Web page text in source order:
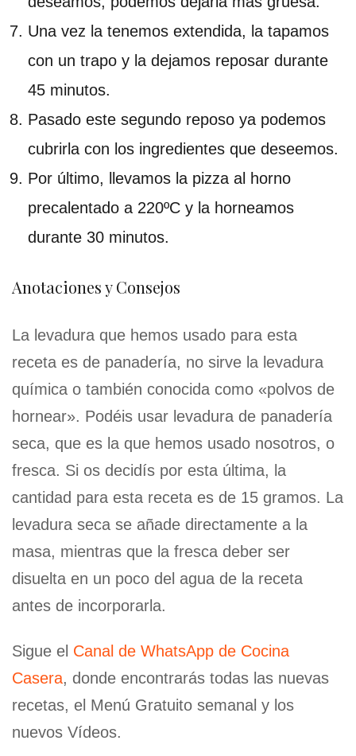
Una vez la tenemos extendida, la tapamos
con un trapo y la dejamos reposar durante
45 minutos.
Pasado este segundo reposo ya podemos
cubrirla con los ingredientes que deseemos.
Por último, llevamos la pizza al horno
precalentado a 220ºC y la horneamos
durante 30 minutos.
Anotaciones y Consejos
La levadura que hemos usado para esta
receta es de panadería, no sirve la levadura
química o también conocida como «polvos de
hornear». Podéis usar levadura de panadería
seca, que es la que hemos usado nosotros, o
fresca. Si os decidís por esta última, la
cantidad para esta receta es de 15 gramos. La
levadura seca se añade directamente a la
masa, mientras que la fresca deber ser
disuelta en un poco del agua de la receta
antes de incorporarla.
Sigue el Canal de WhatsApp de Cocina
Casera, donde encontrarás todas las nuevas
recetas, el Menú Gratuito semanal y los
nuevos Vídeos.